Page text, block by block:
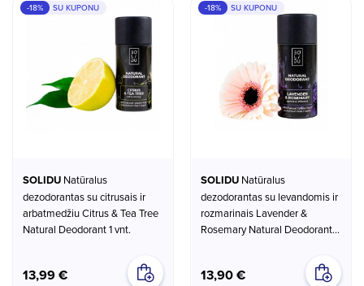
SOLIDU
dezodorantas su citrusais ir
arbatmedžiu Citrus & Tea Tree
Natural Deodorant 1 vnt.
13,99 €
-18% SU KUPONU
SOLIDU
dezodorantas su levandomis ir
rozmarinais Lavender &
Rosemary Natural Deodorant 1
13,90 €
-18% SU KUPONU